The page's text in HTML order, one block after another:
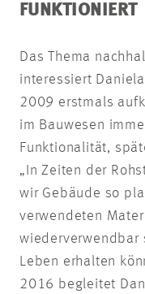
FUNKTIONIERT
Das Thema
interessiert
2009 erstmals
im Bauwesen
Funktionalität,
„In Zeiten der
wir Gebäude so
verwendeten
wiederverwendbar
Leben erhalten
2016 begleitet